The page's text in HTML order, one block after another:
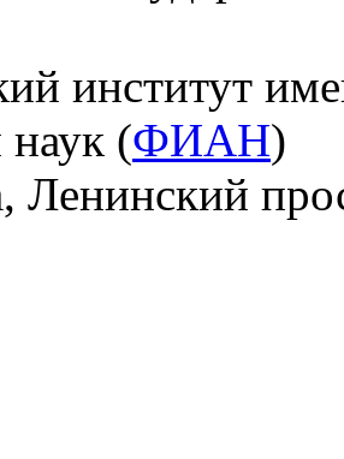
институт
наук (ФИАН)
Ленинский